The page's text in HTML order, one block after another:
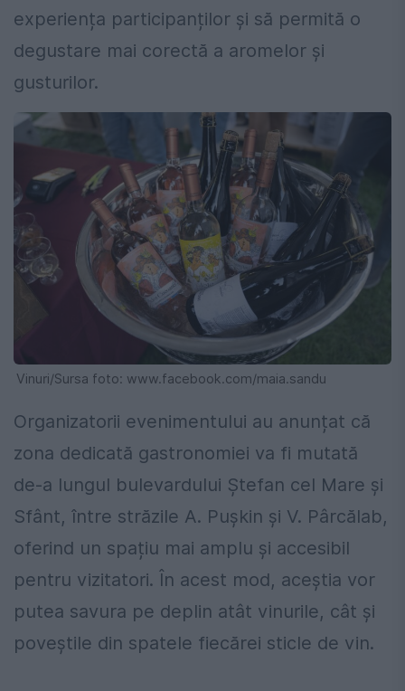
experiența participanților și să permită o
degustare mai corectă a aromelor și
gusturilor.
Vinuri/Sursa foto: www.facebook.com/maia.sandu
Organizatorii evenimentului au anunțat că
zona dedicată gastronomiei va fi mutată
de-a lungul bulevardului Ștefan cel Mare și
Sfânt, între străzile A. Pușkin și V. Pârcălab,
oferind un spațiu mai amplu și accesibil
pentru vizitatori. În acest mod, aceștia vor
putea savura pe deplin atât vinurile, cât și
poveștile din spatele fiecărei sticle de vin.